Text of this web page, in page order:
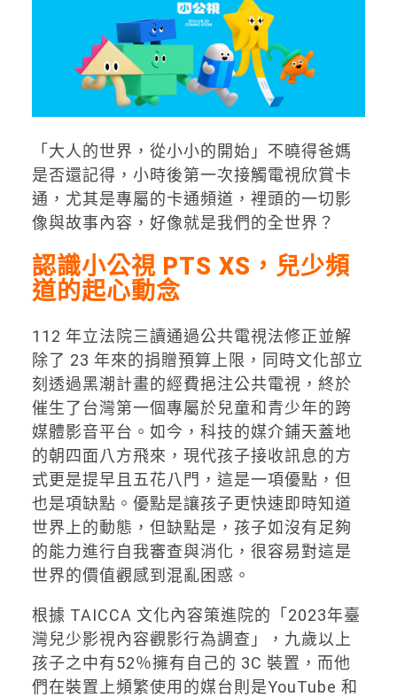
「大人的世界，從小小的開始」不曉得爸媽
是否還記得，小時後第一次接觸電視欣賞卡
通，尤其是專屬的卡通頻道，裡頭的一切影
像與故事內容，好像就是我們的全世界？
認識小公視 PTS XS，兒少頻
道的起心動念
112 年立法院三讀通過公共電視法修正並解
除了 23 年來的捐贈預算上限，同時文化部立
刻透過黑潮計畫的經費挹注公共電視，終於
催生了台灣第一個專屬於兒童和青少年的跨
媒體影音平台。如今，科技的媒介鋪天蓋地
的朝四面八方飛來，現代孩子接收訊息的方
式更是提早且五花八門，這是一項優點，但
也是項缺點。優點是讓孩子更快速即時知道
世界上的動態，但缺點是，孩子如沒有足夠
的能力進行自我審查與消化，很容易對這是
世界的價值觀感到混亂困惑。
根據 TAICCA 文化內容策進院的「2023年臺
灣兒少影視內容觀影行為調查」，九歲以上
孩子之中有52％擁有自己的 3C 裝置，而他
們在裝置上頻繁使用的媒台則是YouTube 和